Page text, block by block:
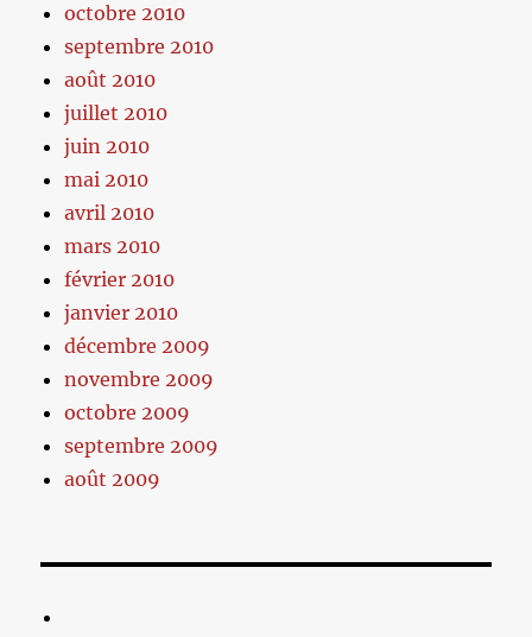
octobre 2010
septembre 2010
août 2010
juillet 2010
juin 2010
mai 2010
avril 2010
mars 2010
février 2010
janvier 2010
décembre 2009
novembre 2009
octobre 2009
septembre 2009
août 2009